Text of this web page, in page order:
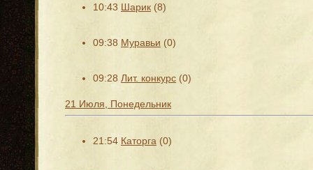
10:43 Шарик (8)
09:38 Муравьи (0)
09:28 Лит. конкурс (0)
21 Июля, Понедельник
21:54 Каторга (0)